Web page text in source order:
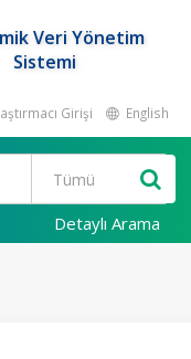
Veri Yönetim
Sistemi
Girişi English
Detaylı Arama